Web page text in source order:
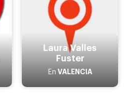
Laura Valles
Fuster
En VALENCIA